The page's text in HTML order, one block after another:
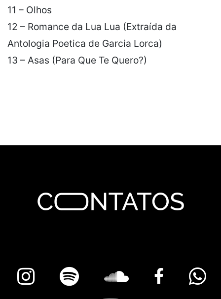
11 – Olhos
12 – Romance da Lua Lua (Extraída da
Antologia Poetica de Garcia Lorca)
13 – Asas (Para Que Te Quero?)